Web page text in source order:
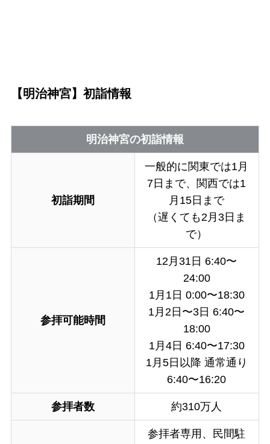
【明治神宮】初詣情報
明治神宮の初詣情報
初詣期間
一般的に関東では1月
7日まで、関西では1
月15日まで
（遅くても2月3日ま
で）
参拝可能時間
12月31日 6:40〜
24:00
1月1日 0:00〜18:30
1月2日〜3日 6:40〜
18:00
1月4日 6:40〜17:30
1月5日以降 通常通り
6:40〜16:20
参拝者数 約310万人
参拝者専用、民間駐